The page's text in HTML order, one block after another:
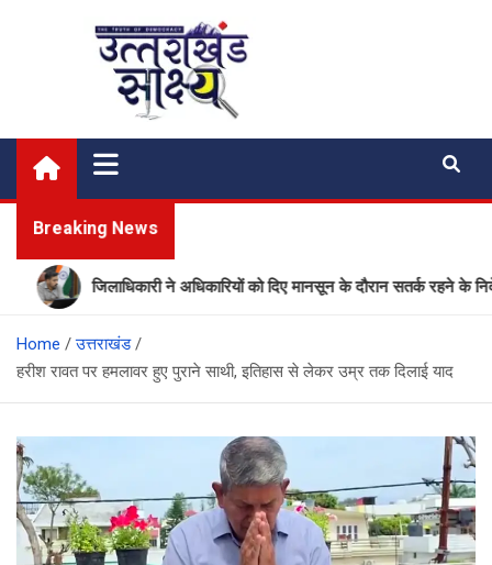
Uttarakhand Shakshya
My News Portal
Breaking News
जिलाधिकारी ने अधिकारियों को दिए मानसून के दौरान सतर्क रहने के निर्देश
Home
उत्तराखंड
हरीश रावत पर हमलावर हुए पुराने साथी, इतिहास से लेकर उम्र तक दिलाई याद